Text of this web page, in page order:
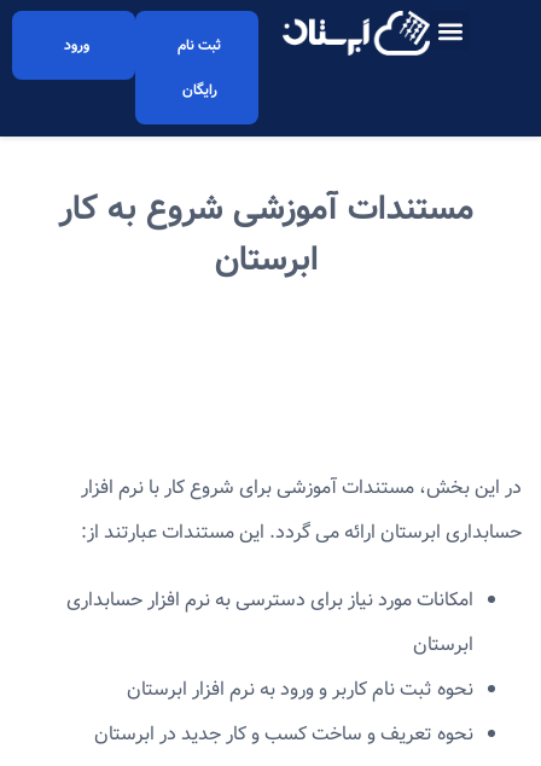
ثبت نام
رایگان
ورود
مستندات آموزشی شروع به کار
ابرستان
در این بخش، مستندات آموزشی برای شروع کار با نرم افزار
حسابداری ابرستان ارائه می گردد. این مستندات عبارتند از:
امکانات مورد نیاز برای دسترسی به نرم افزار حسابداری
ابرستان
نحوه ثبت نام کاربر و ورود به نرم افزار ابرستان
نحوه تعریف و ساخت کسب و کار جدید در ابرستان